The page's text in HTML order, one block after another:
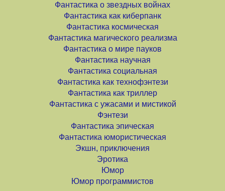
Фантастика о звездных войнах
Фантастика как киберпанк
Фантастика космическая
Фантастика магического реализма
Фантастика о мире пауков
Фантастика научная
Фантастика социальная
Фантастика как технофэнтези
Фантастика как триллер
Фантастика с ужасами и мистикой
Фэнтези
Фантастика эпическая
Фантастика юмористическая
Экшн, приключения
Эротика
Юмор
Юмор программистов